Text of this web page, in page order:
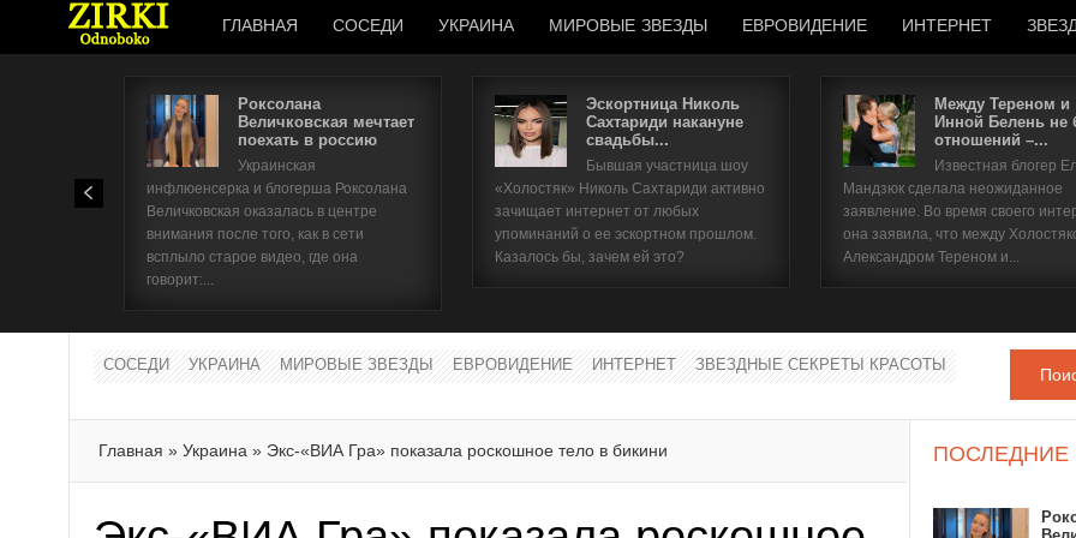
ГЛАВНАЯ СОСЕДИ УКРАИНА МИРОВЫЕ ЗВЕЗДЫ ЕВРОВИДЕНИЕ ИНТЕРНЕТ
Роксолана
Величковская мечтает
поехать в россию
Украинская
инфлюенсерка и блогерша Роксолана
Величковская оказалась в центре
внимания после того, как в сети
всплыло старое видео, где она
говорит:...
Эскортница Николь
Сахтариди накануне
свадьбы...
Бывшая участница шоу
«Холостяк» Николь Сахтариди активно
зачищает интернет от любых
упоминаний о ее эскортном прошлом.
Казалось бы, зачем ей это?
Между Тереном и
Инной Белень не
отношений –...
Известная блогер
Мандзюк сделала неожиданное
заявление. Во время своего
она заявила, что между
Александром Тереном и...
СОСЕДИ УКРАИНА МИРОВЫЕ ЗВЕЗДЫ ЕВРОВИДЕНИЕ ИНТЕРНЕТ ЗВЕЗДНЫЕ СЕКРЕТЫ КРАСОТЫ
Главная » Украина » Экс-«ВИА Гра» показала роскошное тело в бикини ПОСЛЕДНИЕ
Имя пользователя
Забыли имя пользователя?